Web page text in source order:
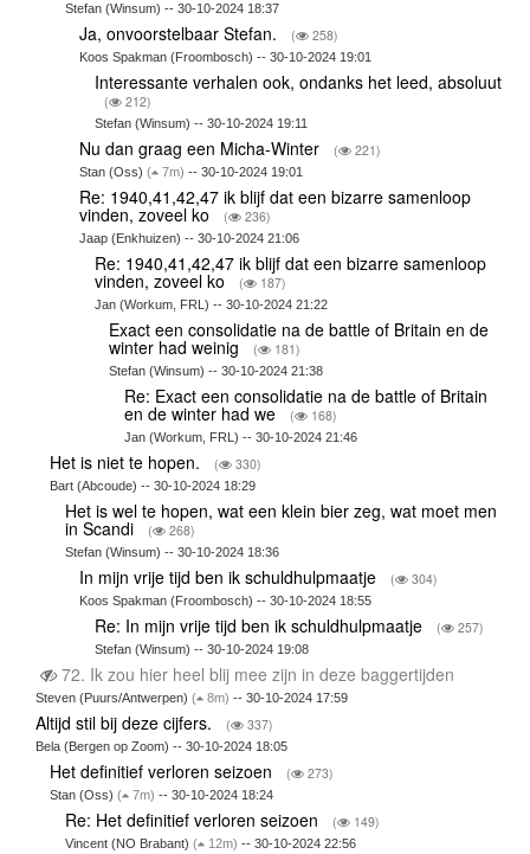
Stefan (Winsum) -- 30-10-2024 18:37
Ja, onvoorstelbaar Stefan. ( 258)
Koos Spakman (Froombosch) -- 30-10-2024 19:01
Interessante verhalen ook, ondanks het leed, absoluut
( 212)
Stefan (Winsum) -- 30-10-2024 19:11
Nu dan graag een Micha-Winter ( 221)
Stan (Oss)( 7m) -- 30-10-2024 19:01
Re: 1940,41,42,47 ik blijf dat een bizarre samenloop
vinden, zoveel ko ( 236)
Jaap (Enkhuizen) -- 30-10-2024 21:06
Re: 1940,41,42,47 ik blijf dat een bizarre samenloop
vinden, zoveel ko ( 187)
Jan (Workum, FRL) -- 30-10-2024 21:22
Exact een consolidatie na de battle of Britain en de
winter had weinig ( 181)
Stefan (Winsum) -- 30-10-2024 21:38
Re: Exact een consolidatie na de battle of Britain
en de winter had we ( 168)
Jan (Workum, FRL) -- 30-10-2024 21:46
Het is niet te hopen. ( 330)
Bart (Abcoude) -- 30-10-2024 18:29
Het is wel te hopen, wat een klein bier zeg, wat moet men
in Scandi ( 268)
Stefan (Winsum) -- 30-10-2024 18:36
In mijn vrije tijd ben ik schuldhulpmaatje ( 304)
Koos Spakman (Froombosch) -- 30-10-2024 18:55
Re: In mijn vrije tijd ben ik schuldhulpmaatje ( 257)
Stefan (Winsum) -- 30-10-2024 19:08
72. Ik zou hier heel blij mee zijn in deze baggertijden
Steven (Puurs/Antwerpen) ( 8m) -- 30-10-2024 17:59
Altijd stil bij deze cijfers. ( 337)
Bela (Bergen op Zoom) -- 30-10-2024 18:05
Het definitief verloren seizoen ( 273)
Stan (Oss)( 7m) -- 30-10-2024 18:24
Re: Het definitief verloren seizoen ( 149)
Vincent (NO Brabant) ( 12m) -- 30-10-2024 22:56